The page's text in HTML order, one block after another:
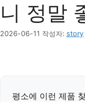
니 정말
2026-06-11 작성자: story
평소에 이런 제품